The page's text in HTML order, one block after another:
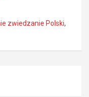
zwiedzanie Polski,